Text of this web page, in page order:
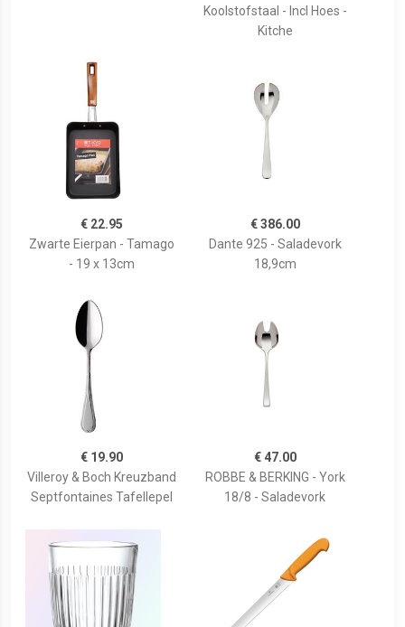
Koolstofstaal - Incl Hoes -
Kitche
€ 22.95
Zwarte Eierpan - Tamago
- 19 x 13cm
€ 386.00
Dante 925 - Saladevork
18,9cm
€ 19.90
Villeroy & Boch Kreuzband
Septfontaines Tafellepel
€ 47.00
ROBBE & BERKING - York
18/8 - Saladevork